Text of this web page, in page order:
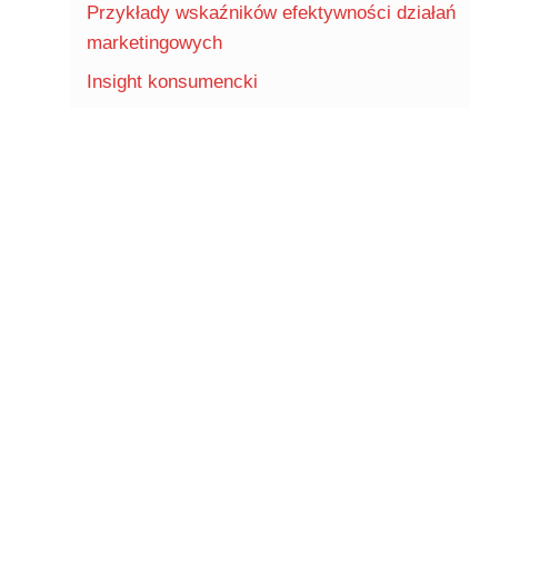
Przykłady wskaźników efektywności działań
marketingowych
Insight konsumencki